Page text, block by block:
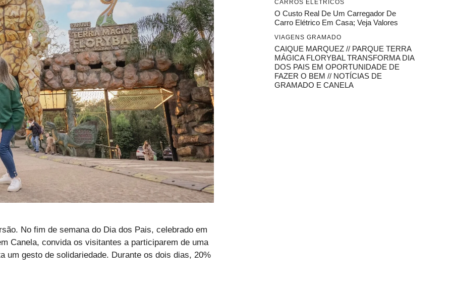
No fim de semana do Dia dos Pais, celebrado em
Canela, convida os visitantes a participarem de uma
um gesto de solidariedade. Durante os dois dias, 20%
CARROS ELÉTRICOS
O Custo Real De Um Carregador De
Carro Elétrico Em Casa; Veja Valores
VIAGENS GRAMADO
CAIQUE MARQUEZ // PARQUE TERRA
MÁGICA FLORYBAL TRANSFORMA DIA
DOS PAIS EM OPORTUNIDADE DE
FAZER O BEM // NOTÍCIAS DE
GRAMADO E CANELA